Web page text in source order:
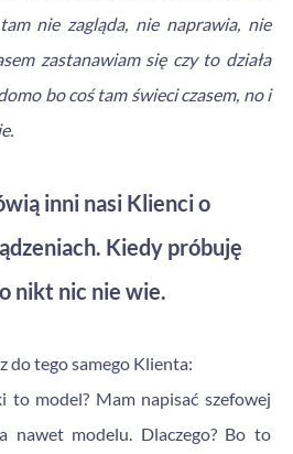
nie zagląda, nie naprawia, nie
zastanawiam się czy to działa
bo coś tam świeci czasem, no i
inni nasi Klienci o
Kiedy próbuję
nikt nic nie wie.
do tego samego Klienta:
to model? Mam napisać szefowej
nawet modelu. Dlaczego? Bo to